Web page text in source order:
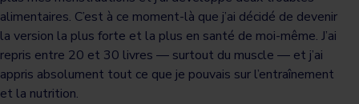
alimentaires. C’est à ce moment-là que j’ai décidé de devenir
la version la plus forte et la plus en santé de moi-même. J’ai
repris entre 20 et 30 livres — surtout du muscle — et j’ai
appris absolument tout ce que je pouvais sur l’entraînement
et la nutrition.